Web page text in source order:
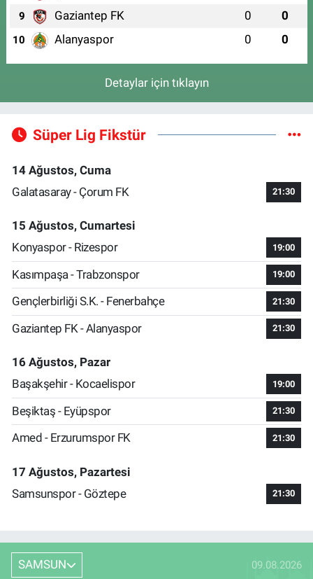
9 Gaziantep FK 0 0
10 Alanyaspor 0 0
Detaylar için tıklayın
Süper Lig Fikstür
14 Ağustos, Cuma
Galatasaray - Çorum FK
21:30
15 Ağustos, Cumartesi
Konyaspor - Rizespor
19:00
Kasımpaşa - Trabzonspor 19:00
Gençlerbirliği S.K. - Fenerbahçe 21:30
Gaziantep FK - Alanyaspor 21:30
16 Ağustos, Pazar
Başakşehir - Kocaelispor
19:00
Beşiktaş - Eyüpspor 21:30
Amed - Erzurumspor FK 21:30
17 Ağustos, Pazartesi
Samsunspor - Göztepe
21:30
SAMSUN 09.08.2026